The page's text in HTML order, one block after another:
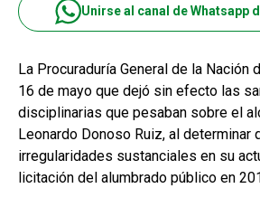
Unirse al canal de Whatsapp
La Procuraduría General de la Nación
16 de mayo que dejó sin efecto las
disciplinarias que pesaban sobre el
Leonardo Donoso Ruiz, al determinar
irregularidades sustanciales en su
licitación del alumbrado público en